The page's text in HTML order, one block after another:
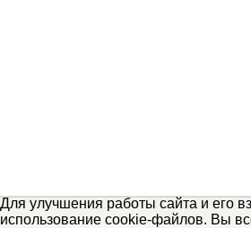
Для улучшения работы сайта и его
использование cookie-файлов. Вы